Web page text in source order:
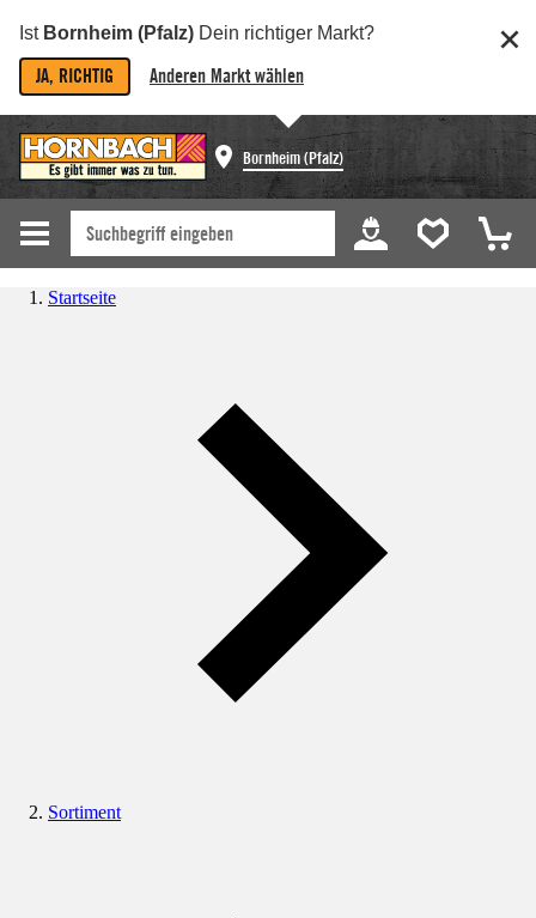
Ist Bornheim (Pfalz) Dein richtiger Markt?
JA, RICHTIG Anderen Markt wählen
Bornheim (Pfalz)
Startseite
Sortiment